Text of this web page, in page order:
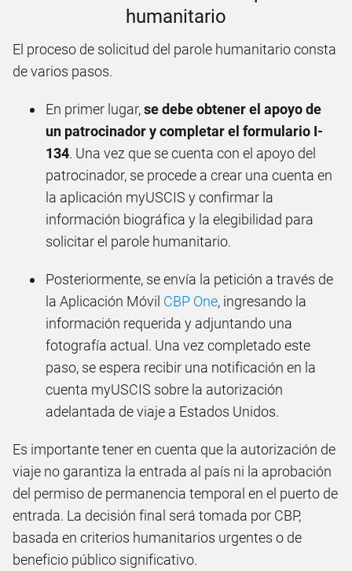
humanitario
El proceso de solicitud del parole humanitario consta
de varios pasos.
En primer lugar,se debe obtener el apoyo de
un patrocinador y completar el formulario I-
134. Una vez que se cuenta con el apoyo del
patrocinador, se procede a crear una cuenta en
la aplicación myUSCIS y confirmar la
información biográfica y la elegibilidad para
solicitar el parole humanitario.
Posteriormente, se envía la petición a través de
la Aplicación Móvil CBP One, ingresando la
información requerida y adjuntando una
fotografía actual. Una vez completado este
paso, se espera recibir una notificación en la
cuenta myUSCIS sobre la autorización
adelantada de viaje a Estados Unidos.
Es importante tener en cuenta que la autorización de
viaje no garantiza la entrada al país ni la aprobación
del permiso de permanencia temporal en el puerto de
entrada. La decisión final será tomada por CBP,
basada en criterios humanitarios urgentes o de
beneficio público significativo.